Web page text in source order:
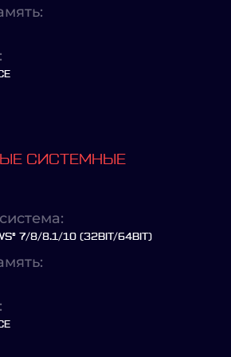
СИСТЕМНЫЕ
7/8/8.1/10 (32BIT/64BIT)